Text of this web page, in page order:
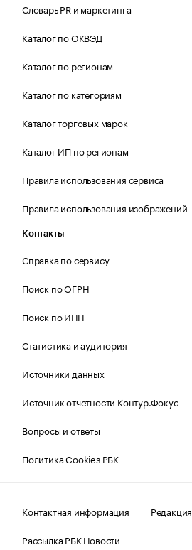
Словарь PR и маркетинга
Каталог по ОКВЭД
Каталог по регионам
Каталог по категориям
Каталог торговых марок
Каталог ИП по регионам
Правила использования сервиса
Правила использования изображений
Контакты
Справка по сервису
Поиск по ОГРН
Поиск по ИНН
Статистика и аудитория
Источники данных
Источник отчетности Контур.Фокус
Вопросы и ответы
Политика Cookies РБК
Контактная информация
Редакция
Рассылка РБК Новости